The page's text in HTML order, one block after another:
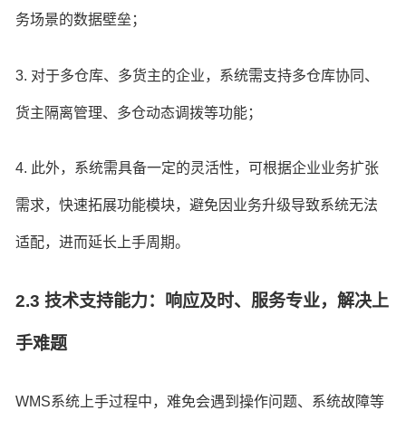
务场景的数据壁垒；
3. 对于多仓库、多货主的企业，系统需支持多仓库协同、
货主隔离管理、多仓动态调拨等功能；
4. 此外，系统需具备一定的灵活性，可根据企业业务扩张
需求，快速拓展功能模块，避免因业务升级导致系统无法
适配，进而延长上手周期。
2.3 技术支持能力：响应及时、服务专业，解决上
手难题
WMS系统上手过程中，难免会遇到操作问题、系统故障等